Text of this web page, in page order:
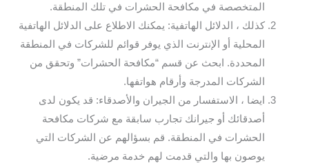
المتخصصة في مكافحة الحشرات في تلك المنطقة.
كذلك ، الدلائل الهاتفية: يمكنك الاطلاع على الدلائل الهاتفية
المحلية أو الإنترنت الذي يوفر قوائم للشركات في المنطقة
المحددة. ابحث عن قسم “مكافحة الحشرات” وتحقق من
الشركات المدرجة وأرقام هواتفها.
ايضا ، الاستفسار من الجيران والأصدقاء: قد يكون لدى
أصدقائك أو جيرانك تجارب سابقة مع شركات مكافحة
الحشرات في المنطقة. قم بسؤالهم عن الشركات التي
يوصون بها والتي قدمت لهم خدمة مرضية.